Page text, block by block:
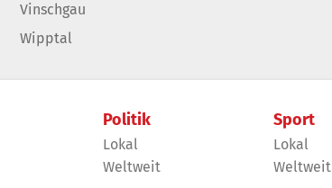
Vinschgau
Wipptal
Politik
Lokal
Weltweit
Sport
Lokal
Weltweit